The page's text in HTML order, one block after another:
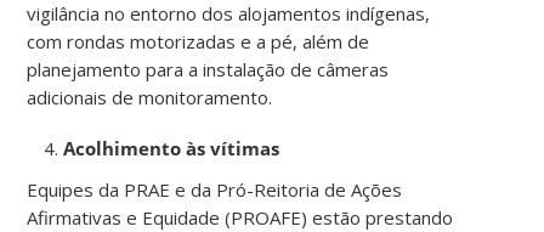
vigilância no entorno dos alojamentos indígenas,
com rondas motorizadas e a pé, além de
planejamento para a instalação de câmeras
adicionais de monitoramento.
Acolhimento às vítimas
Equipes da PRAE e da Pró-Reitoria de Ações
Afirmativas e Equidade (PROAFE) estão prestando